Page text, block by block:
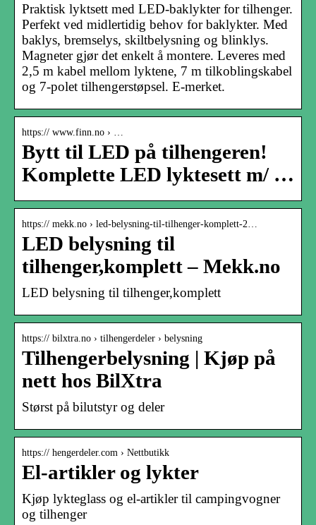
Praktisk lyktsett med LED-baklykter for tilhenger.
Perfekt ved midlertidig behov for baklykter. Med
baklys, bremselys, skiltbelysning og blinklys.
Magneter gjør det enkelt å montere. Leveres med
2,5 m kabel mellom lyktene, 7 m tilkoblingskabel
og 7-polet tilhengerstøpsel. E-merket.
https:// www.finn.no › …
Bytt til LED på tilhengeren!
Komplette LED lyktesett m/ …
https:// mekk.no › led-belysning-til-tilhenger-komplett-2…
LED belysning til
tilhenger,komplett – Mekk.no
LED belysning til tilhenger,komplett
https:// bilxtra.no › tilhengerdeler › belysning
Tilhengerbelysning | Kjøp på
nett hos BilXtra
Størst på bilutstyr og deler
https:// hengerdeler.com › Nettbutikk
El-artikler og lykter
Kjøp lykteglass og el-artikler til campingvogner
og tilhenger